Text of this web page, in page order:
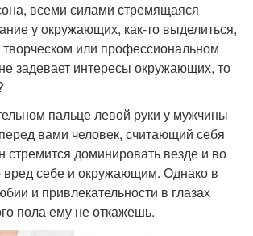
всеми силами стремящаяся
у окружающих, как-то выделиться,
творческом или профессиональном
задевает интересы окружающих, то
пальце левой руки у мужчины
вами человек, считающий себя
доминировать везде и во
вред себе и окружающим. Однако в
и привлекательности в глазах
пола ему не откажешь.